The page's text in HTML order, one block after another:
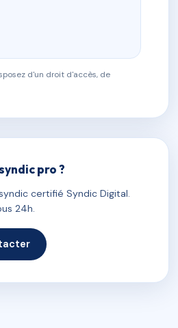
d'un droit d'accès, de
pro ?
certifié Syndic Digital.
24h.